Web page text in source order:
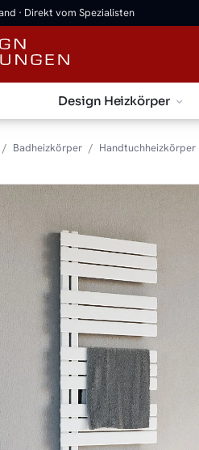
· Direkt vom Spezialisten
Design Heizkörper
Badheizkörper Handtuchheizkörper